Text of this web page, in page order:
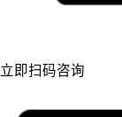
立即扫码咨询